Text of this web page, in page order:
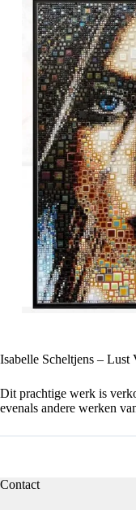
Isabelle Scheltjens –
Dit prachtige werk is
evenals andere werken
Contact